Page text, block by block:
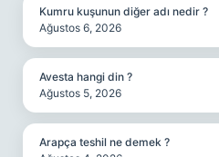
Kumru kuşunun diğer adı nedir ?
Ağustos 6, 2026
Avesta hangi din ?
Ağustos 5, 2026
Arapça teshil ne demek ?